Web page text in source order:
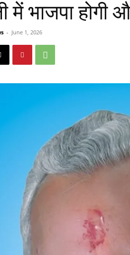
में भाजपा होगी
- June 1, 2026